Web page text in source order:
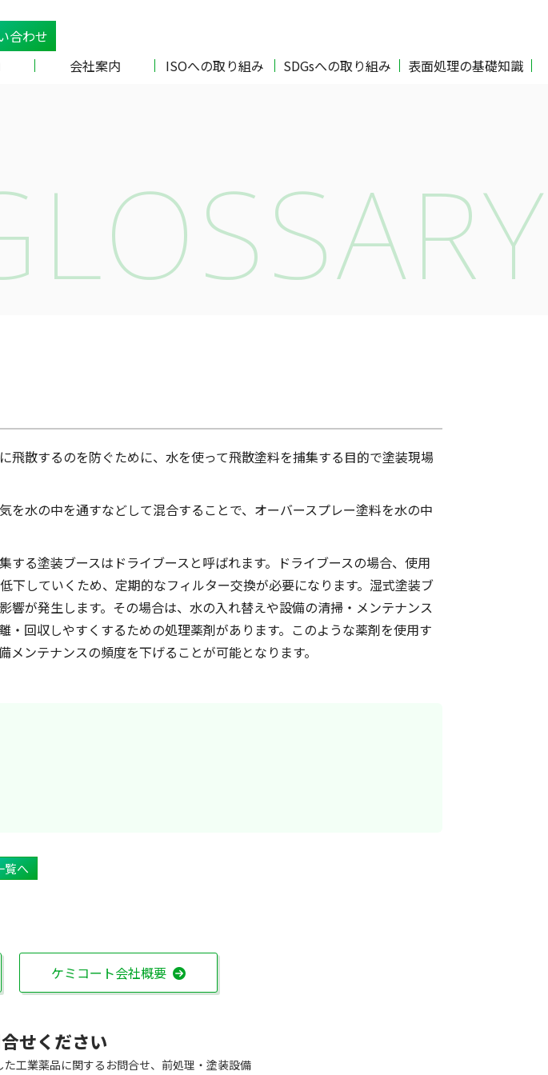
合わせ
会社案内 ISOへの取り組み SDGsへの取り組み 表面処理の基礎知識
散するのを防ぐために、水を使って飛散塗料を捕集する目的で塗装現場
水の中を通すなどして混合することで、オーバースプレー塗料を水の中
る塗装ブースはドライブースと呼ばれます。ドライブースの場合、使用
していくため、定期的なフィルター交換が必要になります。湿式塗装ブ
が発生します。その場合は、水の入れ替えや設備の清掃・メンテナンス
回収しやすくするための処理薬剤があります。このような薬剤を使用す
ンテナンスの頻度を下げることが可能となります。
覧へ
ケミコート会社概要
せください
工業薬品に関するお問合せ、前処理・塗装設備